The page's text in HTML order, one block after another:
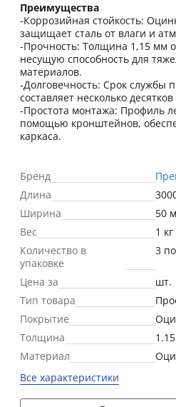
Преимущества
-Коррозийная стойкость:
защищает сталь от влаги и
-Прочность: Толщина 1,15 мм
несущую способность для
материалов.
-Долговечность: Срок службы
составляет несколько десятков
-Простота монтажа: Профиль
помощью кронштейнов,
каркаса.
Бренд
Длина
Ширина
50
Вес
1 кг
Количество в
упаковке
3
Цена за
шт.
Тип товара
Покрытие
Толщина
Материал
Все характеристики